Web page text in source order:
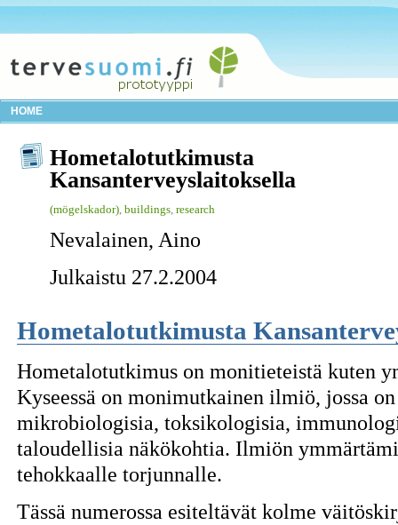
HOME
Hometalotutkimusta
Kansanterveyslaitoksella
(mögelskador) buildings research
Nevalainen, Aino
Julkaistu 27.2.2004
Hometalotutkimusta
Hometalotutkimus on monitieteistä kuten
Kyseessä on monimutkainen ilmiö, jossa
mikrobiologisia, toksikologisia,
taloudellisia näkökohtia. Ilmiön
tehokkaalle torjunnalle.
Tässä numerossa esiteltävät kolme